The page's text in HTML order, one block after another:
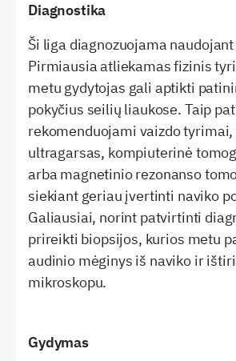
Diagnostika
Ši liga diagnozuojama
Pirmiausia atliekamas fizinis
metu gydytojas gali aptikti
pokyčius seilių liaukose. Taip
rekomenduojami vaizdo
ultragarsas, kompiuterinė
arba magnetinio rezonanso
siekiant geriau įvertinti naviko
Galiausiai, norint patvirtinti
prireikti biopsijos, kurios metu
audinio mėginys iš naviko ir
mikroskopu.
Gydymas